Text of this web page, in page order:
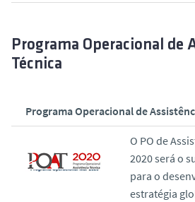
Programa Operacional de
Técnica
Programa Operacional de
O PO de
2020 será o
para o
estratégia